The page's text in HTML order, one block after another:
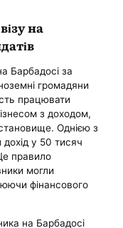
на
Барбадосі за
громадяни
працювати
з доходом,
Однією з
дохід у 50 тисяч
правило
могли
фінансового
на Барбадосі